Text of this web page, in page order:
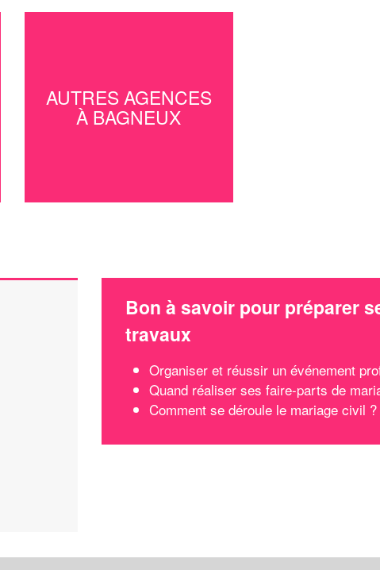
AUTRES AGENCES
À BAGNEUX
Bon à savoir pour préparer
travaux
Organiser et réussir un événement
Quand réaliser ses faire-parts de
Comment se déroule le mariage civil ?